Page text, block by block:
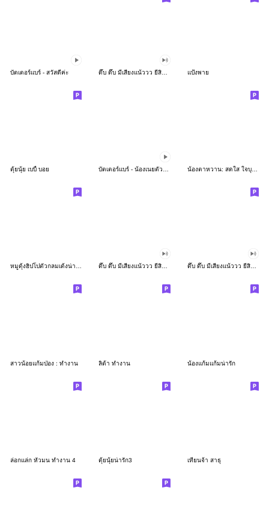
บัตเตอร์แบร์ - สวัสดีค่ะ แป้งพาย
ตุ้ยนุ้ย เบบี้ บอย น้องตาหวาน: สดใส ใจบุญ (สีพาสเทล)
หมูดุ้งฮิปโปตัวกลมเด้งน่ารัก ดึ๊บ ดึ๊บ มีเสียงแน้ววว ยี่สิบเจ็ด ดึ๊บ ดึ๊บ มีเสียงแน้ววว ยี่สิบหก
สาวน้อยแก้มป่อง : ทำงาน ลิต้า ทำงาน น้องแก้มแก้มน่ารัก
ล่อกแล่ก หัวมน ทำงาน 4 ตุ้ยนุ้ยน่ารัก3 เทียนจ้า สาธุ